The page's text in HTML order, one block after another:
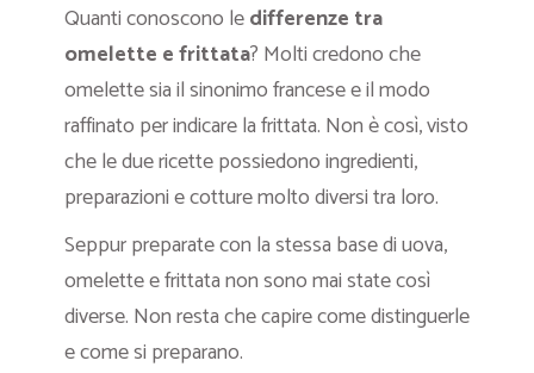
Quanti conoscono ledifferenze tra
omelette e frittata? Molti credono che
omelette sia il sinonimo francese e il modo
raffinato per indicare la frittata. Non è così, visto
che le due ricette possiedono ingredienti,
preparazioni e cotture molto diversi tra loro.
Seppur preparate con la stessa base di uova,
omelette e frittata non sono mai state così
diverse. Non resta che capire come distinguerle
e come si preparano.